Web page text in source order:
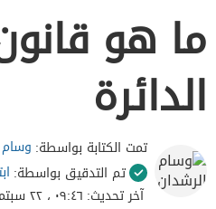
ما هو
الدائرة
تمت الكتابة بواسطة: وسام
تم التدقيق بواسطة:
آخر تحديث: ٠٩:٤٦ ، ٢٢ سبتمبر ٢٠٢١